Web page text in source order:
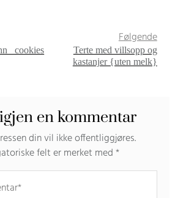
cookies
Følgende
Terte med villsopp og
kastanjer {uten melk}
en kommentar
din vil ikke offentliggjøres.
felt er merket med*